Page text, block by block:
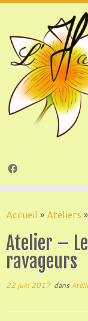
auAccueil » Ateliers »
Atelier –
ravageurs
22 juin 2017dans